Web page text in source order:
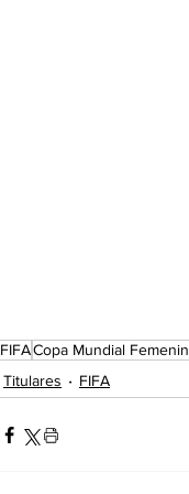
FIFACopa Mundial
Titulares
FIFA